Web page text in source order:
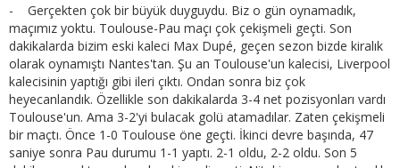
- Gerçekten çok bir büyük duyguydu. Biz o gün oynamadık,
maçımız yoktu. Toulouse-Pau maçı çok çekişmeli geçti. Son
dakikalarda bizim eski kaleci Max Dupé, geçen sezon bizde kiralık
olarak oynamıştı Nantes'tan. Şu an Toulouse'un kalecisi, Liverpool
kalecisinin yaptığı gibi ileri çıktı. Ondan sonra biz çok
heyecanlandık. Özellikle son dakikalarda 3-4 net pozisyonları vardı
Toulouse'un. Ama 3-2'yi bulacak golü atamadılar. Zaten çekişmeli
bir maçtı. Önce 1-0 Toulouse öne geçti. İkinci devre başında, 47
saniye sonra Pau durumu 1-1 yaptı. 2-1 oldu, 2-2 oldu. Son 5